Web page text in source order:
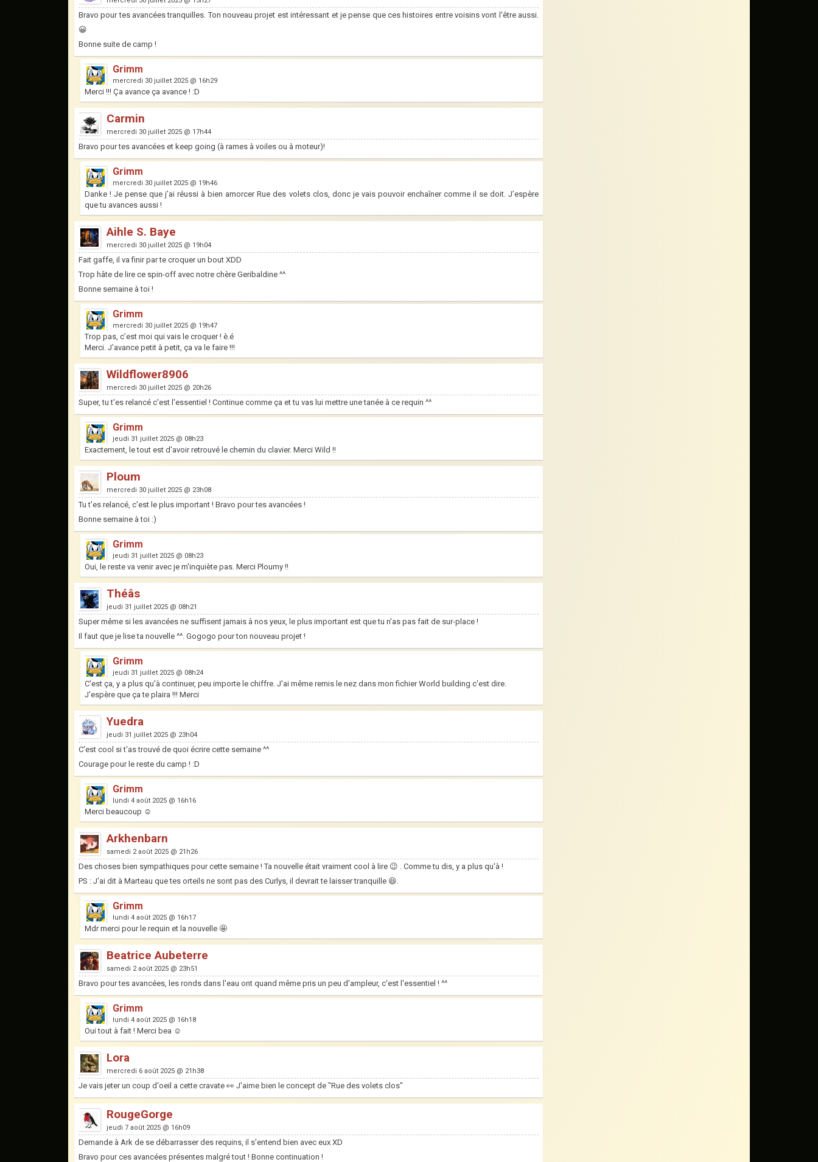
Bravo pour tes avancées tranquilles. Ton nouveau projet est intéressant et je pense que ces histoires entre voisins vont l'être aussi.
😀
Bonne suite de camp !
Grimm
mercredi 30 juillet 2025 @ 16h29
Merci !!! Ça avance ça avance ! :D
Carmin
mercredi 30 juillet 2025 @ 17h44
Bravo pour tes avancées et keep going (à rames à voiles ou à moteur)!
Grimm
mercredi 30 juillet 2025 @ 19h46
Danke ! Je pense que j’ai réussi à bien amorcer Rue des volets clos, donc je vais pouvoir enchaîner comme il se doit. J’espère
que tu avances aussi !
Aihle S. Baye
mercredi 30 juillet 2025 @ 19h04
Fait gaffe, il va finir par te croquer un bout XDD
Trop hâte de lire ce spin-off avec notre chère Geribaldine ^^
Bonne semaine à toi !
Grimm
mercredi 30 juillet 2025 @ 19h47
Trop pas, c’est moi qui vais le croquer ! è.é
Merci. J’avance petit à petit, ça va le faire !!!
Wildflower8906
mercredi 30 juillet 2025 @ 20h26
Super, tu t'es relancé c'est l'essentiel ! Continue comme ça et tu vas lui mettre une tanée à ce requin ^^
Grimm
jeudi 31 juillet 2025 @ 08h23
Exactement, le tout est d'avoir retrouvé le chemin du clavier. Merci Wild !!
Ploum
mercredi 30 juillet 2025 @ 23h08
Tu t'es relancé, c'est le plus important ! Bravo pour tes avancées !
Bonne semaine à toi :)
Grimm
jeudi 31 juillet 2025 @ 08h23
Oui, le reste va venir avec je m'inquiète pas. Merci Ploumy !!
Théâs
jeudi 31 juillet 2025 @ 08h21
Super même si les avancées ne suffisent jamais à nos yeux, le plus important est que tu n'as pas fait de sur-place !
Il faut que je lise ta nouvelle ^^. Gogogo pour ton nouveau projet !
Grimm
jeudi 31 juillet 2025 @ 08h24
C'est ça, y a plus qu'à continuer, peu importe le chiffre. J'ai même remis le nez dans mon fichier World building c'est dire.
J'espère que ça te plaira !!! Merci
Yuedra
jeudi 31 juillet 2025 @ 23h04
C'est cool si t'as trouvé de quoi écrire cette semaine ^^
Courage pour le reste du camp ! :D
Grimm
lundi 4 août 2025 @ 16h16
Merci beaucoup ☺️
Arkhenbarn
samedi 2 août 2025 @ 21h26
Des choses bien sympathiques pour cette semaine ! Ta nouvelle était vraiment cool à lire 😉 . Comme tu dis, y a plus qu'à !
PS : J'ai dit à Marteau que tes orteils ne sont pas des Curlys, il devrait te laisser tranquille 😆.
Grimm
lundi 4 août 2025 @ 16h17
Mdr merci pour le requin et la nouvelle 🤩
Beatrice Aubeterre
samedi 2 août 2025 @ 23h51
Bravo pour tes avancées, les ronds dans l'eau ont quand même pris un peu d'ampleur, c'est l'essentiel ! ^^
Grimm
lundi 4 août 2025 @ 16h18
Oui tout à fait ! Merci bea ☺️
Lora
mercredi 6 août 2025 @ 21h38
Je vais jeter un coup d'oeil a cette cravate 👀 J'aime bien le concept de "Rue des volets clos"
RougeGorge
jeudi 7 août 2025 @ 16h09
Demande à Ark de se débarrasser des requins, il s'entend bien avec eux XD
Bravo pour ces avancées présentes malgré tout ! Bonne continuation !